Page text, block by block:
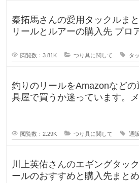
秦拓馬さんの愛用タックルま
リールとルアーの購入先 プロアングラーとして、
閲覧数：3.81K つり具に関して タ
釣りのリールをAmazonなど
具屋で買うか迷っています。
閲覧数：2.29K つり具に関して 通販
川上英佑さんのエギングタッ
ールのおすすめと購入先まとめ エギングを始めよ